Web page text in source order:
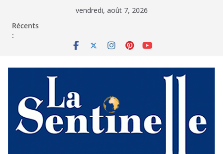
vendredi, août 7, 2026
Récents
: